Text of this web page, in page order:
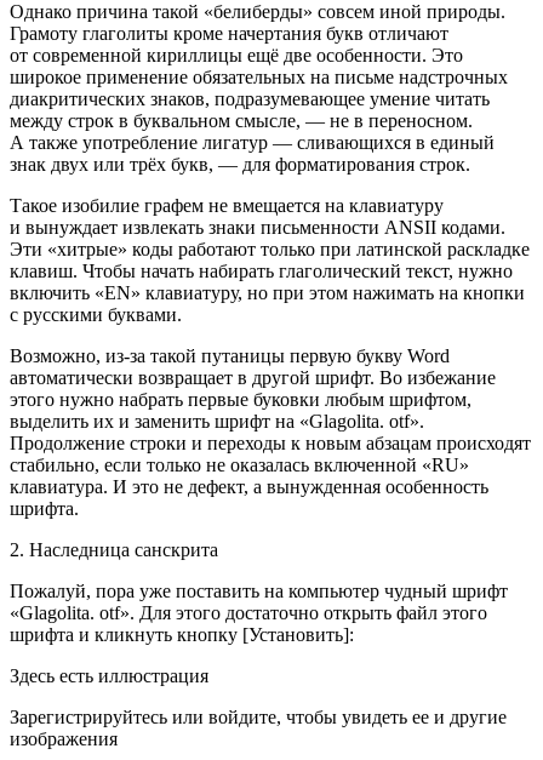
Однако причина такой «белиберды» совсем иной природы.
Грамоту глаголиты кроме начертания букв отличают
от современной кириллицы ещё две особенности. Это
широкое применение обязательных на письме надстрочных
диакритических знаков, подразумевающее умение читать
между строк в буквальном смысле, — не в переносном.
А также употребление лигатур — сливающихся в единый
знак двух или трёх букв, — для форматирования строк.
Такое изобилие графем не вмещается на клавиатуру
и вынуждает извлекать знаки письменности ANSII кодами.
Эти «хитрые» коды работают только при латинской раскладке
клавиш. Чтобы начать набирать глаголический текст, нужно
включить «EN» клавиатуру, но при этом нажимать на кнопки
с русскими буквами.
Возможно, из-за такой путаницы первую букву Word
автоматически возвращает в другой шрифт. Во избежание
этого нужно набрать первые буковки любым шрифтом,
выделить их и заменить шрифт на «Glagolita. otf».
Продолжение строки и переходы к новым абзацам происходят
стабильно, если только не оказалась включенной «RU»
клавиатура. И это не дефект, а вынужденная особенность
шрифта.
2. Наследница санскрита
Пожалуй, пора уже поставить на компьютер чудный шрифт
«Glagolita. otf». Для этого достаточно открыть файл этого
шрифта и кликнуть кнопку [Установить]:
Здесь есть иллюстрация
Зарегистрируйтесь или войдите, чтобы увидеть ее и другие
изображения